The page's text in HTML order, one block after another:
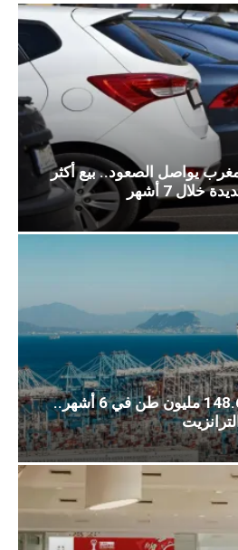
يواصل الصعود.. بيع أكثر
موانئ المغرب تعالج 148.6 مليون طن في 6 أشهر..